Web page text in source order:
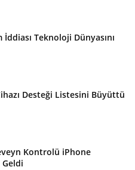
İddiası Teknoloji Dünyasını
Desteği Listesini Büyüttü
Kontrolü iPhone
Geldi